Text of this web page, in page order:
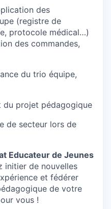
des
(registre de
protocole médical…)
des commandes,
du trio équipe,
du projet pédagogique
de secteur lors de
Educateur de Jeunes
initier de nouvelles
et fédérer
de votre
vous !